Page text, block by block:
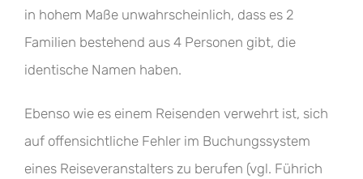
in hohem Maße unwahrscheinlich, dass es 2
Familien bestehend aus 4 Personen gibt, die
identische Namen haben.
Ebenso wie es einem Reisenden verwehrt ist, sich
auf offensichtliche Fehler im Buchungssystem
eines Reiseveranstalters zu berufen (vgl. Führich